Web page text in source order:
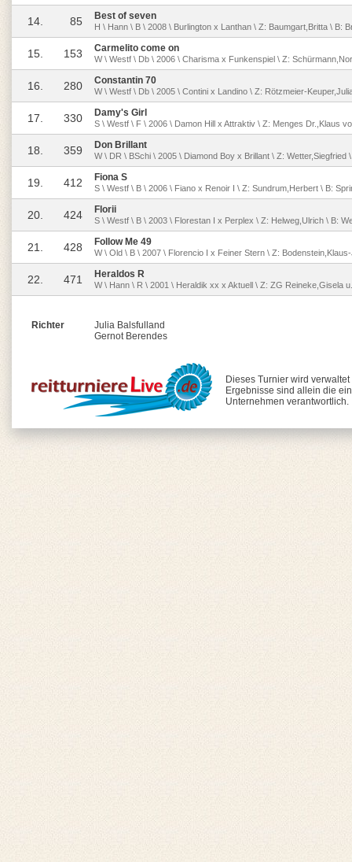
14. 85 Best of seven
H \ Hann \ B \ 2008 \ Burlington x Lanthan \ Z: Baumgart,Britta \ B:
15. 153 Carmelito come on
W \ Westf \ Db \ 2006 \ Charisma x Funkenspiel \ Z:
16. 280 Constantin 70
W \ Westf \ Db \ 2005 \ Contini x Landino \ Z: Rötzmeier-
17. 330 Damy's Girl
S \ Westf \ F \ 2006 \ Damon Hill x Attraktiv \ Z: Menges Dr.,Klaus
18. 359 Don Brillant
W \ DR \ BSchi \ 2005 \ Diamond Boy x Brillant \ Z: Wetter,Siegfried
19. 412 Fiona S
S \ Westf \ B \ 2006 \ Fiano x Renoir I \ Z: Sundrum,Herbert \ B:
20. 424 Florii
S \ Westf \ B \ 2003 \ Florestan I x Perplex \ Z: Helweg,Ulrich \ B:
21. 428 Follow Me 49
W \ Old \ B \ 2007 \ Florencio I x Feiner Stern \ Z:
22. 471 Heraldos R
W \ Hann \ R \ 2001 \ Heraldik xx x Aktuell \ Z: ZG Reineke,Gisela
Richter
Julia Balsfulland
Gernot Berendes
Dieses Turnier wird
Ergebnisse sind allein die
Unternehmen verantwortlich.